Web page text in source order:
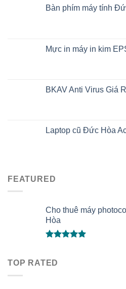
Bàn phím máy tính
Mực in máy in kim
BKAV Anti Virus Giá
Laptop cũ Đức Hòa
FEATURED
Cho thuê máy
Hòa
5 sao
TOP RATED